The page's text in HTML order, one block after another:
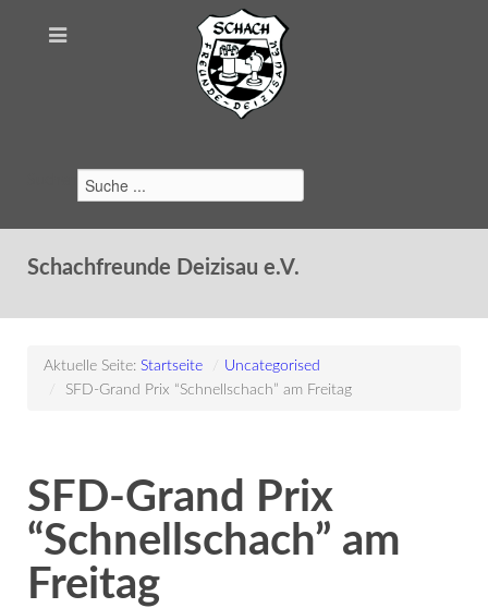
Schachfreunde Deizisau e.V.
Aktuelle Seite: Startseite /
Uncategorised
/
SFD-Grand Prix “Schnellschach” am Freitag
SFD-Grand Prix
“Schnellschach” am
Freitag